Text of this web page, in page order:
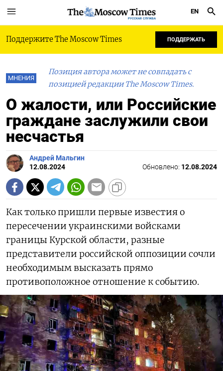
РУССКАЯ СЛУЖБА
EN
Поддержите The Moscow Times ПОДДЕРЖАТЬ
МНЕНИЯ
Позиция автора может не совпадать с
позицией редакции The Moscow Times.
О жалости, или Российские
граждане заслужили свои
несчастья
Андрей Мальгин
12.08.2024
Обновлено: 12.08.2024
Как только пришли первые известия о
пересечении украинскими войсками
границы Курской области, разные
представители российской оппозиции сочли
необходимым высказать прямо
противоположное отношение к событию.